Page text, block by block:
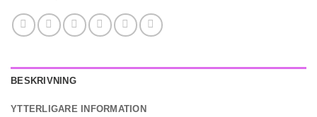
BESKRIVNING
YTTERLIGARE INFORMATION